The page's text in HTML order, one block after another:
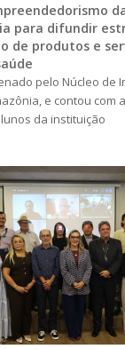
para difundir
de produtos e
pelo Núcleo de
e contou com
da instituição